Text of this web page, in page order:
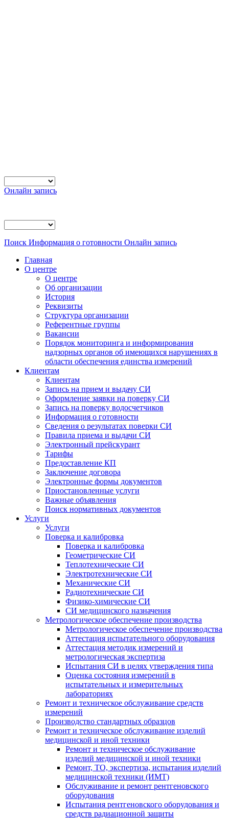
Онлайн запись
Поиск Информация о готовности Онлайн запись
Главная
О центре
О центре
Об организации
История
Реквизиты
Структура организации
Референтные группы
Вакансии
Порядок мониторинга и информирования
надзорных органов об имеющихся нарушениях в
области обеспечения единства измерений
Клиентам
Клиентам
Запись на прием и выдачу СИ
Оформление заявки на поверку СИ
Запись на поверку водосчетчиков
Информация о готовности
Сведения о результатах поверки СИ
Правила приема и выдачи СИ
Электронный прейскурант
Тарифы
Предоставление КП
Заключение договора
Электронные формы документов
Приостановленные услуги
Важные объявления
Поиск нормативных документов
Услуги
Услуги
Поверка и калибровка
Поверка и калибровка
Геометрические СИ
Теплотехнические СИ
Электротехнические СИ
Механические СИ
Радиотехнические СИ
Физико-химические СИ
СИ медицинского назначения
Метрологическое обеспечение производства
Метрологическое обеспечение производства
Аттестация испытательного оборудования
Аттестация методик измерений и
метрологическая экспертиза
Испытания СИ в целях утверждения типа
Оценка состояния измерений в
испытательных и измерительных
лабораториях
Ремонт и техническое обслуживание средств
измерений
Производство стандартных образцов
Ремонт и техническое обслуживание изделий
медицинской и иной техники
Ремонт и техническое обслуживание
изделий медицинской и иной техники
Ремонт, ТО, экспертиза, испытания изделий
медицинской техники (ИМТ)
Обслуживание и ремонт рентгеновского
оборудования
Испытания рентгеновского оборудования и
средств радиационной защиты